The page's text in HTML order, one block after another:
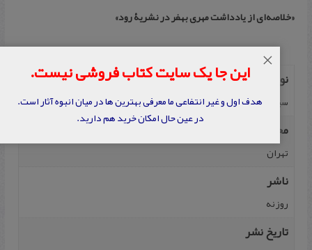
«خلاصه‌ای از یادداشت مهری بهفر در نشریۀ رود»
نویسنده
سیدمحمد بهشتی
محل نشر
تهران
ناشر
روزنه‌
تاریخ نشر
این جا یک سایت کتاب فروشی نیست.
هدف اول و غیر انتفاعی ما معرفی بهترین ها در میان انبوه آثار است.
در عین حال امکان خرید هم دارید.
×